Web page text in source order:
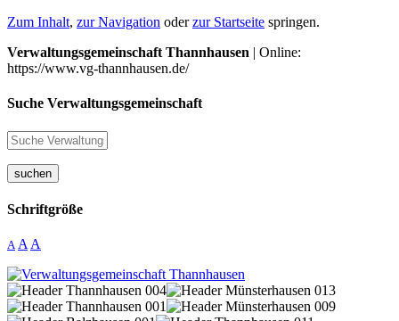
Zum Inhalt, zur Navigation oderzur Startseite springen.
Verwaltungsgemeinschaft Thannhausen | Online:
https://www.vg-thannhausen.de/
Suche Verwaltungsgemeinschaft
suchen
Schriftgröße
A A A